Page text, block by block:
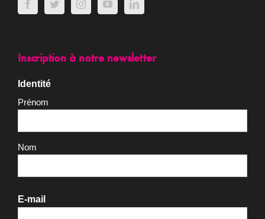
Inscription à notre newsletter
Identité
Prénom
Nom
E-mail